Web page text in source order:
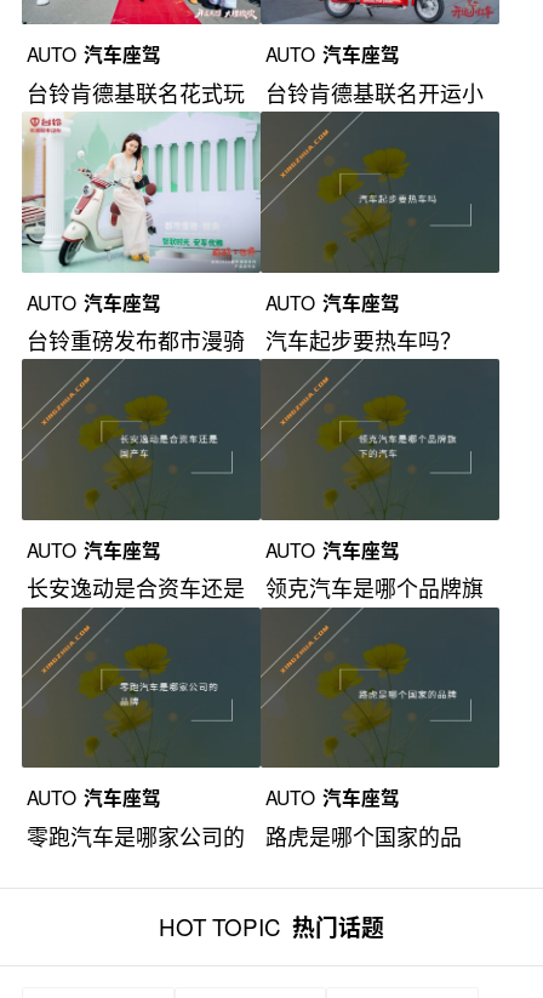
AUTO 汽车座驾
台铃肯德基联名花式玩
转周末
AUTO 汽车座驾
台铃肯德基联名开运小
红车席卷街头
AUTO 汽车座驾
台铃重磅发布都市漫骑
系列
AUTO 汽车座驾
汽车起步要热车吗？
AUTO 汽车座驾
长安逸动是合资车还是
国产车？
AUTO 汽车座驾
领克汽车是哪个品牌旗
下的汽车？
AUTO 汽车座驾
零跑汽车是哪家公司的
AUTO 汽车座驾
路虎是哪个国家的品
HOT TOPIC 热门话题